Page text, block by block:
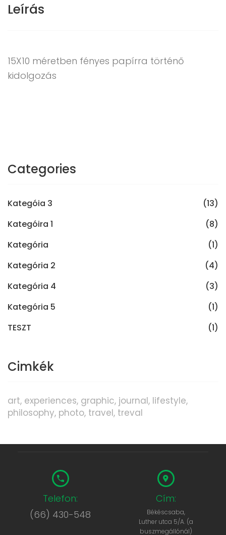
Leírás
15X10 méretben fényes papírra történő
kidolgozás
Categories
Kategóia 3
(13)
Kategóira 1
(8)
Kategória
(1)
Kategória 2
(4)
Kategória 4
(3)
Kategória 5
(1)
TESZT
(1)
Cimkék
art experiences graphic journal lifestyle
philosophy photo travel treval
Telefon:
(66) 430-548
Cím:
Békéscsaba,
Luther utca 5/A. (a
buszmegállónál)